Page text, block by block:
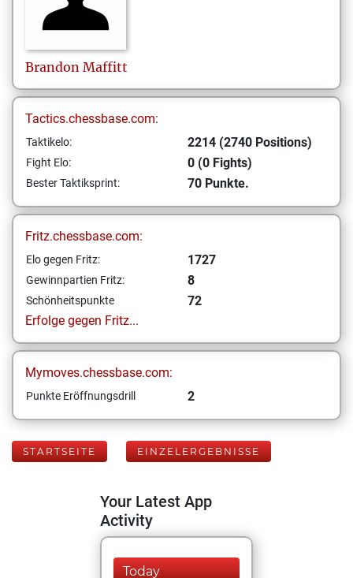
Brandon Maffitt
Tactics.chessbase.com:
Taktikelo: 2214 (2740 Positions)
Fight Elo: 0 (0 Fights)
Bester Taktiksprint: 70 Punkte.
Fritz.chessbase.com:
Elo gegen Fritz: 1727
Gewinnpartien Fritz: 8
Schönheitspunkte
72
Erfolge gegen Fritz...
Mymoves.chessbase.com:
Punkte Eröffnungsdrill 2
STARTSEITE EINZELERGEBNISSE
Your Latest App
Activity
Today